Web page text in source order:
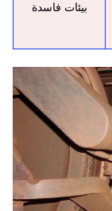
بيئات فاسدة